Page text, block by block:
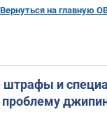
Вернуться на главную
штрафы и
проблему